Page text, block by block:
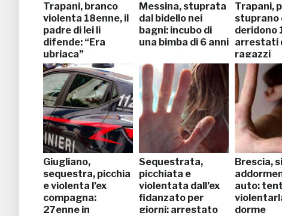
Trapani, branco
violenta 18enne, il
padre di lei li
difende: “Era
ubriaca”
Messina, stuprata
dal bidello nei
bagni: incubo di
una bimba di 6 anni
Trapani,
stuprano
deridono
arrestati
ragazzi
Giugliano,
sequestra, picchia
e violenta l’ex
compagna:
27enne in
Sequestrata,
picchiata e
violentata dall’ex
fidanzato per
giorni: arrestato
Brescia, si
auto:
dorme